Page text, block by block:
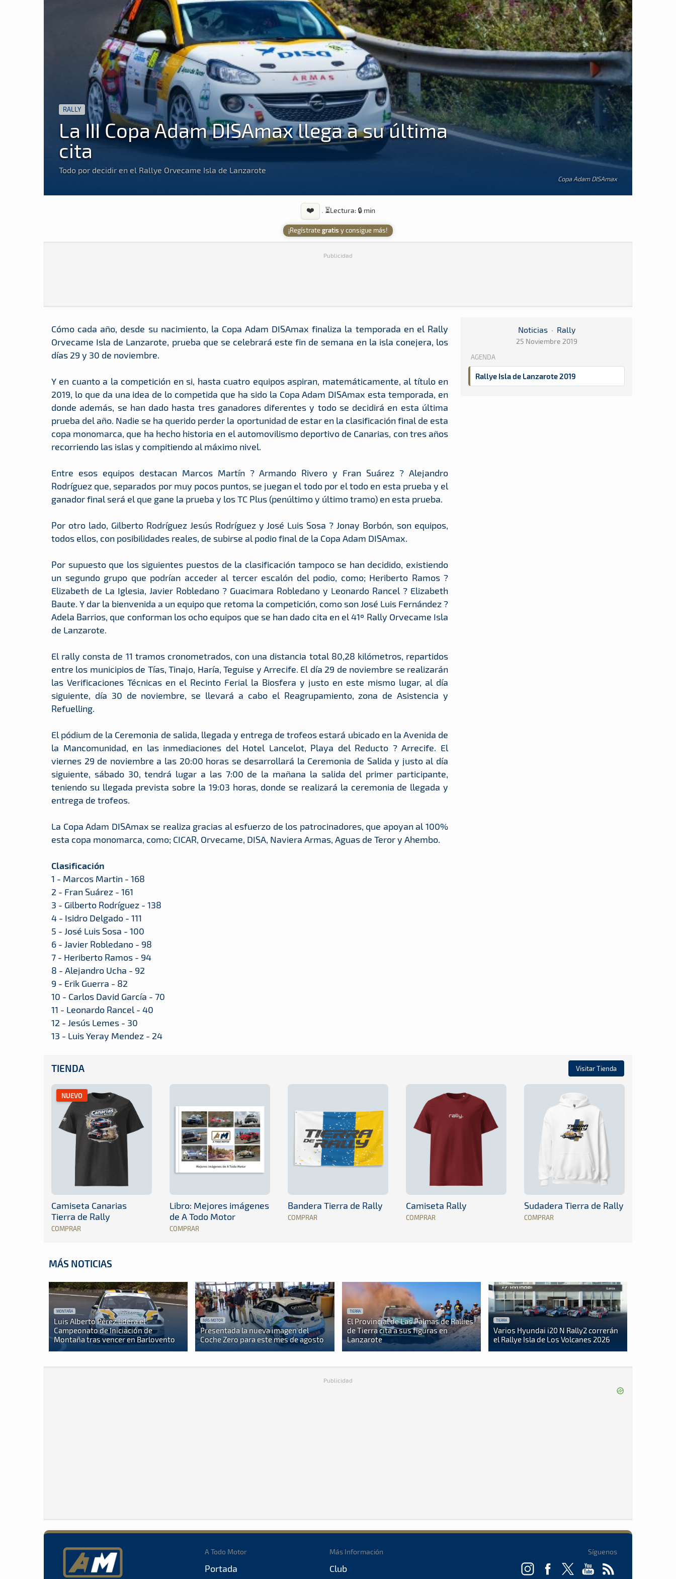
RALLY
La III Copa Adam DISAmax llega a su última
cita
Todo por decidir en el Rallye Orvecame Isla de Lanzarote
Copa Adam DISAmax
❤️ · ⏳Lectura: 🔒 min
¡Regístrategratis y consigue más!
Publicidad
Noticias · Rally
25 Noviembre 2019
AGENDA
Rallye Isla de Lanzarote 2019
Cómo cada año, desde su nacimiento, la Copa Adam DISAmax finaliza la temporada en el Rally
Orvecame Isla de Lanzarote, prueba que se celebrará este fin de semana en la isla conejera, los
días 29 y 30 de noviembre.
Y en cuanto a la competición en si, hasta cuatro equipos aspiran, matemáticamente, al título en
2019, lo que da una idea de lo competida que ha sido la Copa Adam DISAmax esta temporada, en
donde además, se han dado hasta tres ganadores diferentes y todo se decidirá en esta última
prueba del año. Nadie se ha querido perder la oportunidad de estar en la clasificación final de esta
copa monomarca, que ha hecho historia en el automovilismo deportivo de Canarias, con tres años
recorriendo las islas y compitiendo al máximo nivel.
Entre esos equipos destacan Marcos Martín ? Armando Rivero y Fran Suárez ? Alejandro
Rodríguez que, separados por muy pocos puntos, se juegan el todo por el todo en esta prueba y el
ganador final será el que gane la prueba y los TC Plus (penúltimo y último tramo) en esta prueba.
Por otro lado, Gilberto Rodríguez Jesús Rodríguez y José Luis Sosa ? Jonay Borbón, son equipos,
todos ellos, con posibilidades reales, de subirse al podio final de la Copa Adam DISAmax.
Por supuesto que los siguientes puestos de la clasificación tampoco se han decidido, existiendo
un segundo grupo que podrían acceder al tercer escalón del podio, como; Heriberto Ramos ?
Elizabeth de La Iglesia, Javier Robledano ? Guacimara Robledano y Leonardo Rancel ? Elizabeth
Baute. Y dar la bienvenida a un equipo que retoma la competición, como son José Luis Fernández ?
Adela Barrios, que conforman los ocho equipos que se han dado cita en el 41º Rally Orvecame Isla
de Lanzarote.
El rally consta de 11 tramos cronometrados, con una distancia total 80,28 kilómetros, repartidos
entre los municipios de Tías, Tinajo, Haría, Teguise y Arrecife. El día 29 de noviembre se realizarán
las Verificaciones Técnicas en el Recinto Ferial la Biosfera y justo en este mismo lugar, al día
siguiente, día 30 de noviembre, se llevará a cabo el Reagrupamiento, zona de Asistencia y
Refuelling.
El pódium de la Ceremonia de salida, llegada y entrega de trofeos estará ubicado en la Avenida de
la Mancomunidad, en las inmediaciones del Hotel Lancelot, Playa del Reducto ? Arrecife. El
viernes 29 de noviembre a las 20:00 horas se desarrollará la Ceremonia de Salida y justo al día
siguiente, sábado 30, tendrá lugar a las 7:00 de la mañana la salida del primer participante,
teniendo su llegada prevista sobre la 19:03 horas, donde se realizará la ceremonia de llegada y
entrega de trofeos.
La Copa Adam DISAmax se realiza gracias al esfuerzo de los patrocinadores, que apoyan al 100%
esta copa monomarca, como; CICAR, Orvecame, DISA, Naviera Armas, Aguas de Teror y Ahembo.
Clasificación
1 - Marcos Martin - 168
2 - Fran Suárez - 161
3 - Gilberto Rodríguez - 138
4 - Isidro Delgado - 111
5 - José Luis Sosa - 100
6 - Javier Robledano - 98
7 - Heriberto Ramos - 94
8 - Alejandro Ucha - 92
9 - Erik Guerra - 82
10 - Carlos David García - 70
11 - Leonardo Rancel - 40
12 - Jesús Lemes - 30
13 - Luis Yeray Mendez - 24
TIENDA Visitar Tienda
NUEVO
Camiseta Canarias
Tierra de Rally
COMPRAR
Libro: Mejores imágenes
de A Todo Motor
COMPRAR
Bandera Tierra de Rally
COMPRAR
Camiseta Rally
COMPRAR
Sudadera Tierra de Rally
COMPRAR
MÁS NOTICIAS
MONTAÑA
Luis Alberto Pérez lidera el
Campeonato de Iniciación de
Montaña tras vencer en Barlovento
MÁS MOTOR
Presentada la nueva imagen del
Coche Zero para este mes de agosto
TIERRA
El Provincial de Las Palmas de Rallies
de Tierra cita a sus figuras en
Lanzarote
TIERRA
Varios Hyundai i20 N Rally2 correrán
el Rallye Isla de Los Volcanes 2026
Publicidad
A Todo Motor
Portada
Más Información
Club
Síguenos